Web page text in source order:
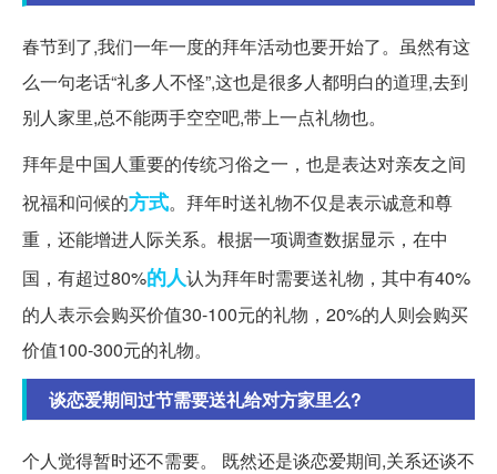
春节到了,我们一年一度的拜年活动也要开始了。虽然有这
么一句老话“礼多人不怪”,这也是很多人都明白的道理,去到
别人家里,总不能两手空空吧,带上一点礼物也。
拜年是中国人重要的传统习俗之一，也是表达对亲友之间
祝福和问候的方式。拜年时送礼物不仅是表示诚意和尊
重，还能增进人际关系。根据一项调查数据显示，在中
国，有超过80%的人认为拜年时需要送礼物，其中有40%
的人表示会购买价值30-100元的礼物，20%的人则会购买
价值100-300元的礼物。
谈恋爱期间过节需要送礼给对方家里么?
个人觉得暂时还不需要。 既然还是谈恋爱期间,关系还谈不